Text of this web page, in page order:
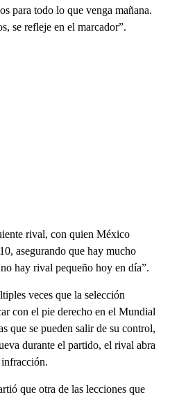
para todo lo que venga mañana.
se refleje en el marcador”.
rival, con quien México
asegurando que hay mucho
hay rival pequeño hoy en día”.
veces que la selección
con el pie derecho en el Mundial
que se pueden salir de su control,
durante el partido, el rival abra
infracción.
que otra de las lecciones que